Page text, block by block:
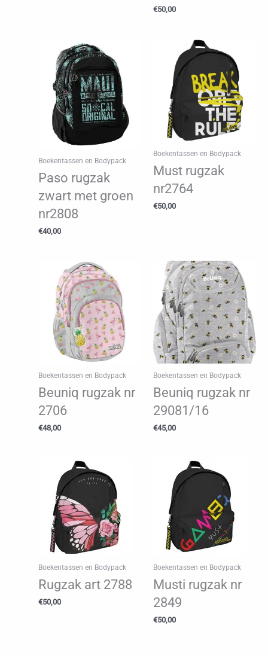
€50,00
Boekentassen en Bodypack
Paso rugzak
zwart met groen
nr2808
€40,00
Boekentassen en Bodypack
Must rugzak
nr2764
€50,00
Boekentassen en Bodypack
Beuniq rugzak nr
2706
€48,00
Boekentassen en Bodypack
Beuniq rugzak nr
29081/16
€45,00
Boekentassen en Bodypack
Rugzak art 2788
€50,00
Boekentassen en Bodypack
Musti rugzak nr
2849
€50,00